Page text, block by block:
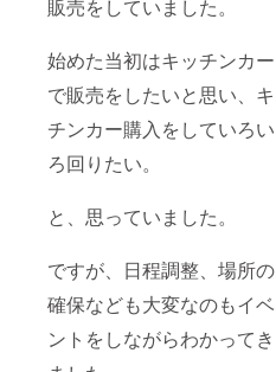
販売をしていました。
始めた当初はキッチンカー
で販売をしたいと思い、キ
チンカー購入をしていろい
ろ回りたい。
と、思っていました。
ですが、日程調整、場所の
確保なども大変なのもイベ
ントをしながらわかってき